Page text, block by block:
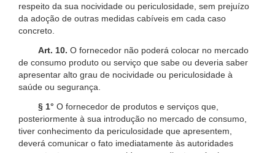
respeito da sua nocividade ou periculosidade, sem prejuízo
da adoção de outras medidas cabíveis em cada caso
concreto.
Art. 10. O fornecedor não poderá colocar no mercado
de consumo produto ou serviço que sabe ou deveria saber
apresentar alto grau de nocividade ou periculosidade à
saúde ou segurança.
§ 1° O fornecedor de produtos e serviços que,
posteriormente à sua introdução no mercado de consumo,
tiver conhecimento da periculosidade que apresentem,
deverá comunicar o fato imediatamente às autoridades